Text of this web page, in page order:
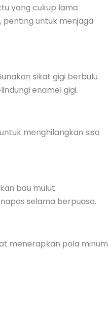
yang cukup lama
penting untuk menjaga
sikat gigi berbulu
enamel gigi.
menghilangkan sisa
bau mulut.
selama berpuasa.
menerapkan pola minum